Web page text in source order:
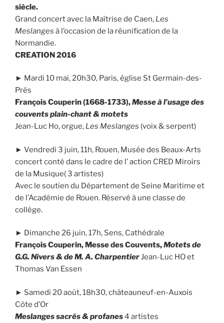
siècle.
Grand concert avec la Maîtrise de Caen, Les
Meslanges à l’occasion de la réunification de la
Normandie.
CREATION 2016
► Mardi 10 mai, 20h30, Paris, église St Germain-des-
Prés
François Couperin (1668-1733),Messe à l’usage des
couventsplain-chant & motets
Jean-Luc Ho, orgue, Les Meslanges (voix & serpent)
► Vendredi 3 juin, 11h, Rouen, Musée des Beaux-Arts
concert conté dans le cadre de l’ action CRED Miroirs
de la Musique( 3 artistes)
Avec le soutien du Département de Seine Maritime et
de l’Académie de Rouen. Réservé à une classe de
collège.
► Dimanche 26 juin, 17h, Sens, Cathédrale
François Couperin, Messe des Couvents,Motets de
G.G. Nivers & de M. A. CharpentierJean-Luc HO et
Thomas Van Essen
► Samedi 20 août, 18h30, châteauneuf-en-Auxois
Côte d’Or
Meslanges sacrés & profanes4 artistes